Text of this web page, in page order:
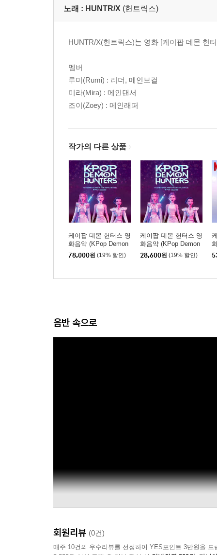
노래 : HUNTR/X (헌트릭스)
HUNTR/X(헌트릭스)는 영화 [케이팝 데몬 헌
멤버
루미(Rumi) : 리더, 메인보컬
미라(Mira) : 메인댄서
조이(Zoey) : 메인래퍼
작가의 다른 상품
케이팝 데몬 헌터스 영
화음악 (KPop Demon
Hunters From The Netf
lix Series OST) [혼문
78,000원 (19% 할인)
케이팝 데몬 헌터스 영
화음악 (KPop Demon
Hunters From The Netf
lix Series OST)
28,600원 (19% 할인)
음반 속으로
회원리뷰 (0건)
매주 10건의 우수리뷰를 선정하여 YES포인트 3만원을 드